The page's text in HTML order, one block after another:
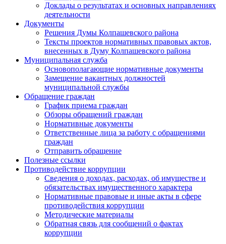
Доклады о результатах и основных направлениях
деятельности
Документы
Решения Думы Колпашевского района
Тексты проектов нормативных правовых актов,
внесенных в Думу Колпашевского района
Муниципальная служба
Основополагающие нормативные документы
Замещение вакантных должностей
муниципальной службы
Обращение граждан
График приема граждан
Обзоры обращений граждан
Нормативные документы
Ответственные лица за работу с обращениями
граждан
Отправить обращение
Полезные ссылки
Противодействие коррупции
Сведения о доходах, расходах, об имуществе и
обязательствах имущественного характера
Нормативные правовые и иные акты в сфере
противодействия коррупции
Методические материалы
Обратная связь для сообщений о фактах
коррупции